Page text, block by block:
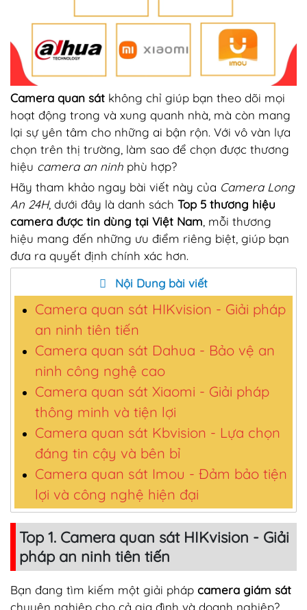
Camera quan sát không chỉ giúp bạn theo dõi mọi
hoạt động trong và xung quanh nhà, mà còn mang
lại sự yên tâm cho những ai bận rộn. Với vô vàn lựa
chọn trên thị trường, làm sao để chọn được thương
hiệu camera an ninh phù hợp?
Hãy tham khảo ngay bài viết này của Camera Long
An 24H, dưới đây là danh sách Top 5 thương hiệu
camera được tin dùng tại Việt Nam , mỗi thương
hiệu mang đến những ưu điểm riêng biệt, giúp bạn
đưa ra quyết định chính xác hơn.
Nội Dung bài viết
Camera quan sát HIKvision - Giải pháp
an ninh tiên tiến
Camera quan sát Dahua - Bảo vệ an
ninh công nghệ cao
Camera quan sát Xiaomi - Giải pháp
thông minh và tiện lợi
Camera quan sát Kbvision - Lựa chọn
đáng tin cậy và bên bỉ
Camera quan sát Imou - Đảm bảo tiện
lợi và công nghệ hiện đại
Top 1. Camera quan sát HIKvision - Giải
pháp an ninh tiên tiến
Bạn đang tìm kiếm một giải pháp camera giám sát
chuyên nghiệp cho cả gia đình và doanh nghiệp?